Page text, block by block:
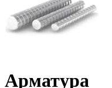
Арматура